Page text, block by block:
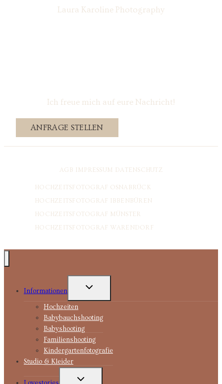
Laura Karoline Photography
Ich freue mich auf eure Nachricht!
ANFRAGE STELLEN
AGB IMPRESSUM DATENSCHUTZ
HOCHZEITSFOTOGRAF OSNABRÜCK
HOCHZEITSFOTOGRAF IBBENBÜREN
HOCHZEITSFOTOGRAF MÜNSTER
HOCHZEITSFOTOGRAF WARENDORF
Informationen
UNTERMENÜ
Hochzeiten
Babybauchshooting
Babyshooting
Familienshooting
Kindergartenfotografie
Studio & Kleider
UNTERMENÜ